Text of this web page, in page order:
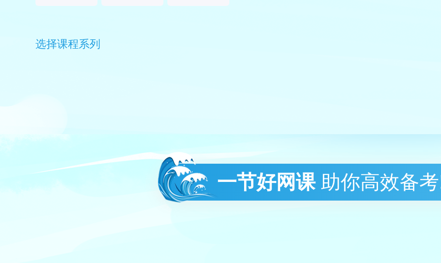
选择课程系列
一节好网课助你高效备